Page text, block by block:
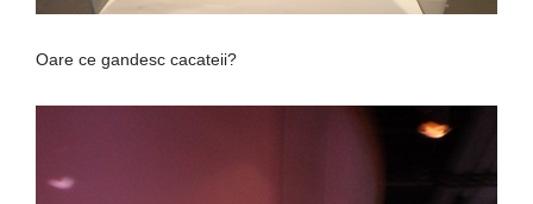
Oare ce gandesc cacateii?